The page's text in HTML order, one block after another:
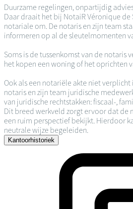
Duurzame regelingen, onpartijdig
Daar draait het bij NotaiR Véronique de
notariale om. De notaris en zijn team
informeren op al de sleutelmomenten
Soms is de tussenkomst van de notaris
het kopen een woning of het oprichten
Ook als een notariële akte niet verplicht
notaris en zijn team juridische
van juridische rechtstakken: fiscaal-,
Dit breed werkveld zorgt ervoor dat de
een ruim perspectief bekijkt. Hierdoor
neutrale wijze begeleiden.
Kantoorhistoriek